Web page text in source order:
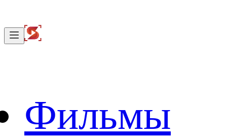
Фильмы